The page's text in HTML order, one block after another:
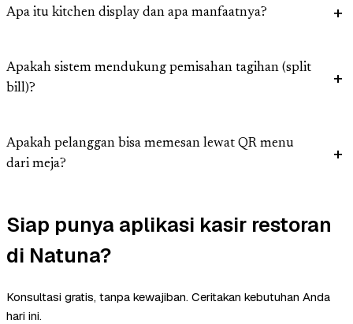
Apa itu kitchen display dan apa manfaatnya?
Apakah sistem mendukung pemisahan tagihan (split
bill)?
Apakah pelanggan bisa memesan lewat QR menu
dari meja?
Siap punya aplikasi kasir restoran
di Natuna?
Konsultasi gratis, tanpa kewajiban. Ceritakan kebutuhan Anda
hari ini.